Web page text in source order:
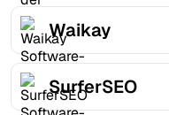
Waikay
SurferSEO